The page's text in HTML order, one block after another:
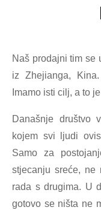
Naš prodajni tim se
iz Zhejianga,
Imamo isti cilj, a to
Današnje društvo
kojem svi ljudi
Samo za
stjecanju sreće, ne
rada s drugima. U
gotovo se ništa ne